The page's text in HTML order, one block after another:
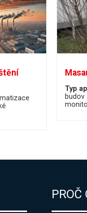
Typ
budov
PROČ